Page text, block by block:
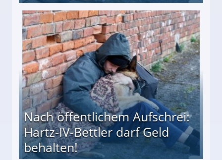
entführten seine Hündin "Hanni"!
Nach öffentlichem Aufschrei:
Hartz-IV-Bettler darf Geld
behalten!